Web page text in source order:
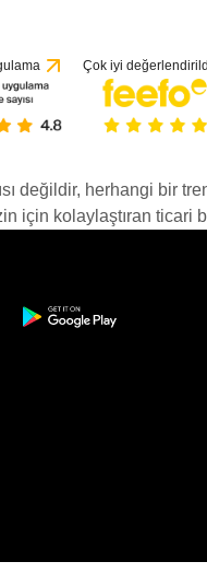
Çok iyi
değildir, herhangi bir
için kolaylaştıran ticari